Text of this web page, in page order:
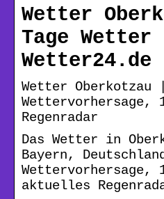
Wetter
Tage Wetter
Wetter24.de
Wetter Oberkotzau |
Wettervorhersage,
Regenradar
Das Wetter in
Bayern,
Wettervorhersage,
aktuelles